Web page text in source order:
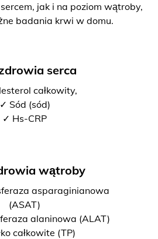
jak i na poziom wątroby,
badania krwi w domu.
serca
całkowity,
✓ Sód (sód)
✓ Hs-CRP
wątroby
asparaginianowa
(ASAT)
alaninowa (ALAT)
całkowite (TP)